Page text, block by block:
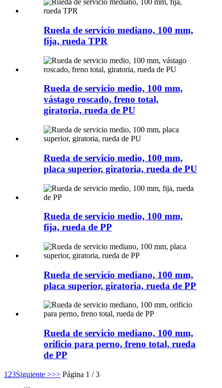
Rueda de servicio mediano, 100 mm,
fija, rueda TPR
Rueda de servicio medio, 100 mm,
vástago roscado, freno total,
giratoria, rueda de PU
Rueda de servicio medio, 100 mm,
placa superior, giratoria, rueda de PU
Rueda de servicio medio, 100 mm,
fija, rueda de PP
Rueda de servicio mediano, 100 mm,
placa superior, giratoria, rueda de PP
Rueda de servicio mediano, 100 mm,
orificio para perno, freno total, rueda
de PP
1 23Siguiente >>> Página 1 / 3